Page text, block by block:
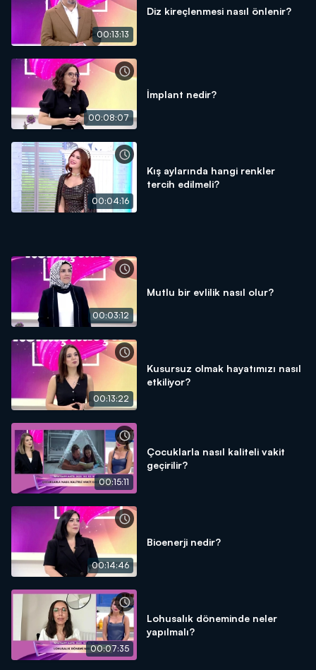
00:13:13
Diz kireçlenmesi nasıl önlenir?
00:08:07
İmplant nedir?
00:04:16
Kış aylarında hangi renkler
tercih edilmeli?
00:03:12
Mutlu bir evlilik nasıl olur?
00:13:22
Kusursuz olmak hayatımızı nasıl
etkiliyor?
00:15:11
Çocuklarla nasıl kaliteli vakit
geçirilir?
00:14:46
Bioenerji nedir?
00:07:35
Lohusalık döneminde neler
yapılmalı?